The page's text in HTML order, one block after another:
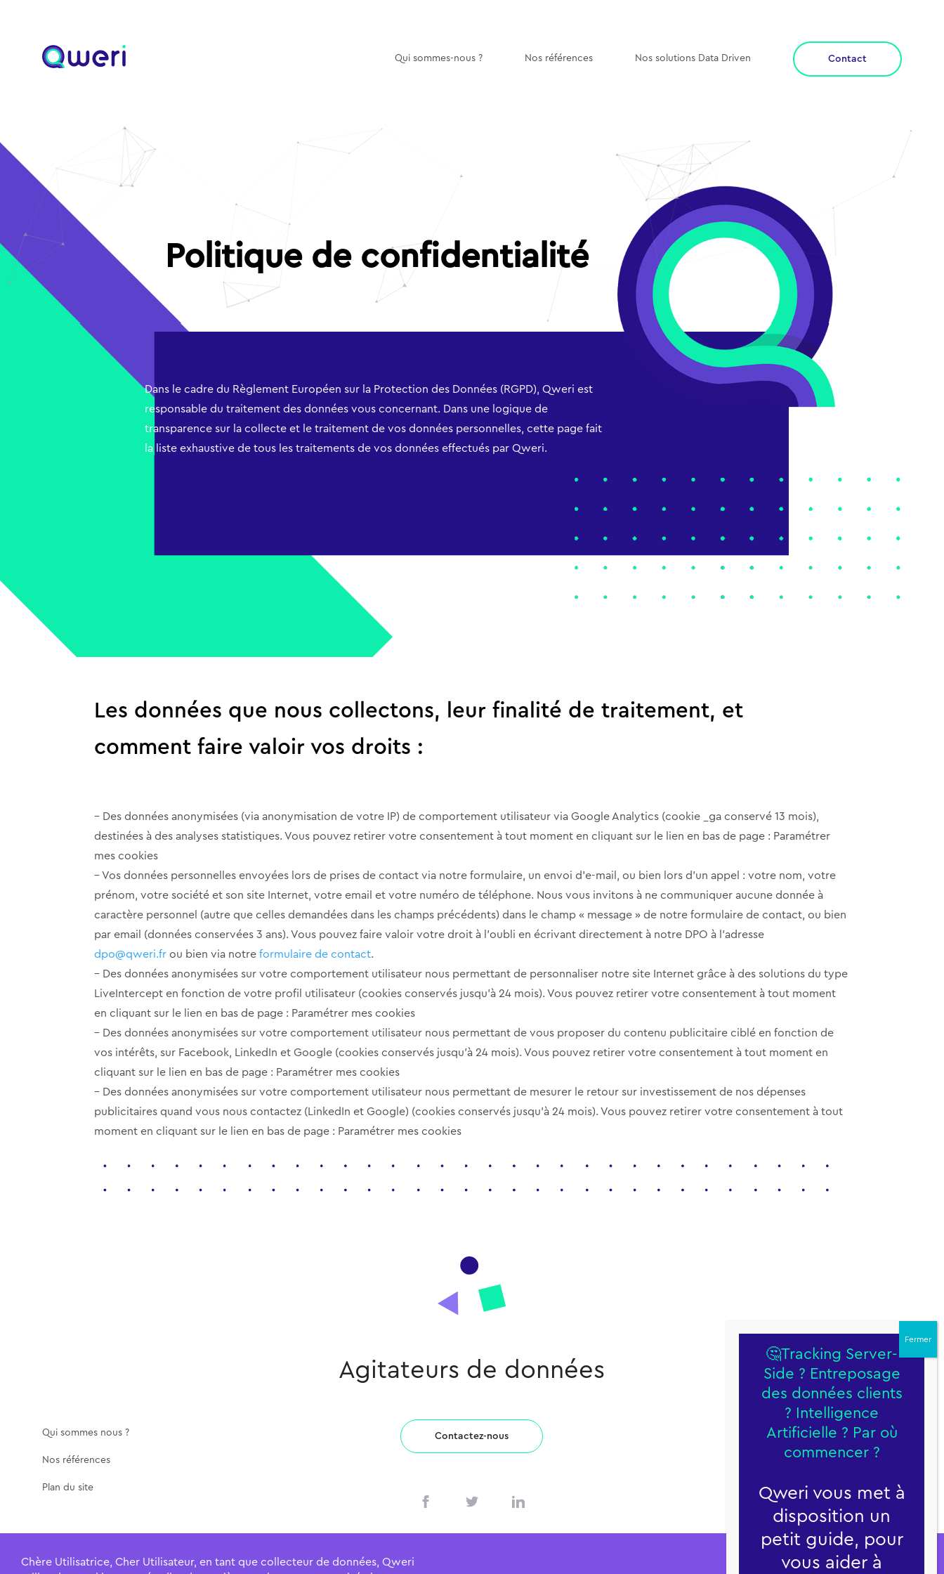
Qui sommes-nous ? Nos références Nos solutions Data Driven Contact
Politique de confidentialité
Dans le cadre du Règlement Européen sur la Protection des Données (RGPD), Qweri est
responsable du traitement des données vous concernant. Dans une logique de
transparence sur la collecte et le traitement de vos données personnelles, cette page fait
la liste exhaustive de tous les traitements de vos données effectués par Qweri.
Les données que nous collectons, leur finalité de traitement, et
comment faire valoir vos droits :
– Des données anonymisées (via anonymisation de votre IP) de comportement utilisateur via Google Analytics (cookie _ga conservé 13 mois),
destinées à des analyses statistiques. Vous pouvez retirer votre consentement à tout moment en cliquant sur le lien en bas de page : Paramétrer
mes cookies
– Vos données personnelles envoyées lors de prises de contact via notre formulaire, un envoi d’e-mail, ou bien lors d’un appel : votre nom, votre
prénom, votre société et son site Internet, votre email et votre numéro de téléphone. Nous vous invitons à ne communiquer aucune donnée à
caractère personnel (autre que celles demandées dans les champs précédents) dans le champ « message » de notre formulaire de contact, ou bien
par email (données conservées 3 ans). Vous pouvez faire valoir votre droit à l’oubli en écrivant directement à notre DPO à l’adresse
dpo@qweri.fr ou bien via notre formulaire de contact.
– Des données anonymisées sur votre comportement utilisateur nous permettant de personnaliser notre site Internet grâce à des solutions du type
LiveIntercept en fonction de votre profil utilisateur (cookies conservés jusqu’à 24 mois). Vous pouvez retirer votre consentement à tout moment
en cliquant sur le lien en bas de page : Paramétrer mes cookies
– Des données anonymisées sur votre comportement utilisateur nous permettant de vous proposer du contenu publicitaire ciblé en fonction de
vos intérêts, sur Facebook, LinkedIn et Google (cookies conservés jusqu’à 24 mois). Vous pouvez retirer votre consentement à tout moment en
cliquant sur le lien en bas de page : Paramétrer mes cookies
– Des données anonymisées sur votre comportement utilisateur nous permettant de mesurer le retour sur investissement de nos dépenses
publicitaires quand vous nous contactez (LinkedIn et Google) (cookies conservés jusqu’à 24 mois). Vous pouvez retirer votre consentement à tout
moment en cliquant sur le lien en bas de page : Paramétrer mes cookies
Agitateurs de données
Qui sommes nous ?
Nos références
Plan du site
Contactez-nous Qweri
22 rue Robert
69006 Lyon
04 28 29 52 36
Chère Utilisatrice, Cher Utilisateur, en tant que collecteur de données, Qweri
🤔Tracking Server-
Side ? Entreposage
des données clients
? Intelligence
Artificielle ? Par où
commencer ?
Qweri vous met à
disposition un
petit guide, pour
vous aider à